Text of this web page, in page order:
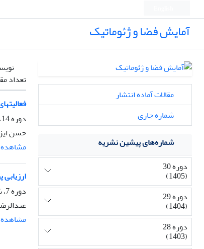
آمایش فضا و ژئوماتیک
تعداد
دوره 14، شماره 3، پاییز 1389، صفحه
حسن
مشاهده
دوره 7، شماره 1، تابستان 1382، صفحه
مشاهده
مقالات آماده انتشار
شماره جاری
شماره‌های پیشین نشریه
دوره 30
(1405)
دوره 29
(1404)
دوره 28
(1403)